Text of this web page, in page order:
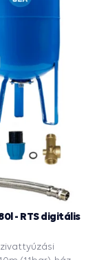
- RTS digitális